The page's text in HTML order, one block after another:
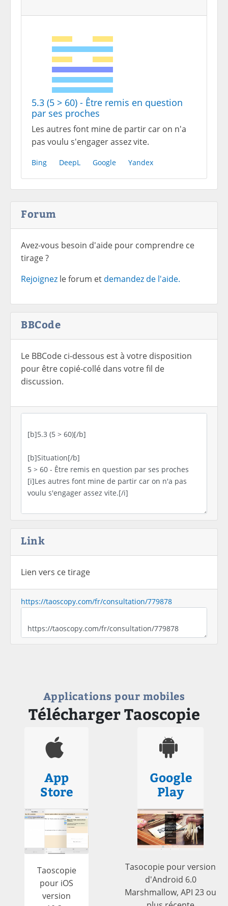
5.3 (5 > 60) - Être remis en question
par ses proches
Les autres font mine de partir car on n'a
pas voulu s'engager assez vite.
Bing DeepL Google Yandex
Forum
Avez-vous besoin d'aide pour comprendre ce
tirage ?
Rejoignez le forum et demandez de l'aide.
BBCode
Le BBCode ci-dessous est à votre disposition
pour être copié-collé dans votre fil de
discussion.
Link
Lien vers ce tirage
https://taoscopy.com/fr/consultation/779878
Applications pour mobiles
Télécharger Taoscopie
App
Store
Taoscopie
pour iOS
version
Google
Play
Tasocopie pour version
d'Android 6.0
Marshmallow, API 23 ou